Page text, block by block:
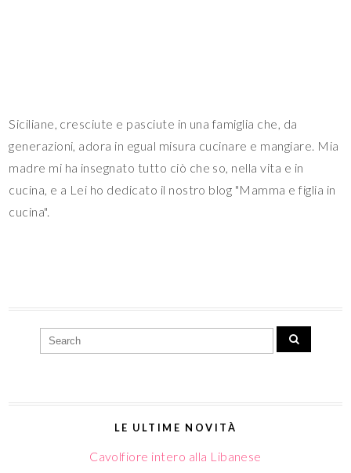
Siciliane, cresciute e pasciute in una famiglia che, da
generazioni, adora in egual misura cucinare e mangiare. Mia
madre mi ha insegnato tutto ciò che so, nella vita e in
cucina, e a Lei ho dedicato il nostro blog "Mamma e figlia in
cucina".
LE ULTIME NOVITÀ
Cavolfiore intero alla Libanese